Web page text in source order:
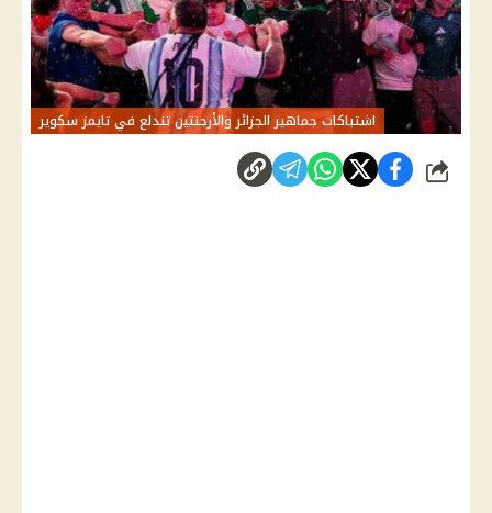
اشتباكات جماهير الجزائر والأرجنتين تندلع في تايمز سكوير
شارك